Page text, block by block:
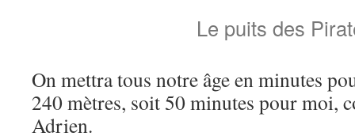
Le puits des
On mettra tous notre âge en minutes
240 mètres, soit 50 minutes pour moi,
Adrien.